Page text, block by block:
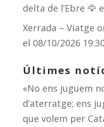
delta de l’Ebre 🦅
Xerrada – Viatge
el 08/10/2026
Últimes
«No ens juguem
d’aterratge; ens
que volem per